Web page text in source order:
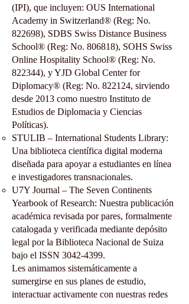
(IPI), que incluyen: OUS International
Academy in Switzerland® (Reg: No.
822698), SDBS Swiss Distance Business
School® (Reg: No. 806818), SOHS Swiss
Online Hospitality School® (Reg: No.
822344), y YJD Global Center for
Diplomacy® (Reg: No. 822124, sirviendo
desde 2013 como nuestro Instituto de
Estudios de Diplomacia y Ciencias
Políticas).
STULIB – International Students Library:
Una biblioteca científica digital moderna
diseñada para apoyar a estudiantes en línea
e investigadores transnacionales.
U7Y Journal – The Seven Continents
Yearbook of Research: Nuestra publicación
académica revisada por pares, formalmente
catalogada y verificada mediante depósito
legal por la Biblioteca Nacional de Suiza
bajo el ISSN 3042-4399.
Les animamos sistemáticamente a
sumergirse en sus planes de estudio,
interactuar activamente con nuestras redes